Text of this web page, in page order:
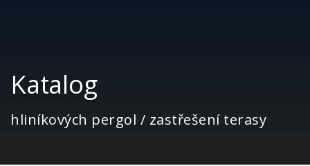
Katalog
hliníkových pergol / zastřešení terasy